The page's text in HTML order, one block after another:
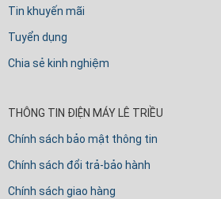
Tin khuyến mãi
Tuyển dụng
Chia sẻ kinh nghiệm
THÔNG TIN ĐIỆN MÁY LÊ TRIỀU
Chính sách bảo mật thông tin
Chính sách đổi trả-bảo hành
Chính sách giao hàng